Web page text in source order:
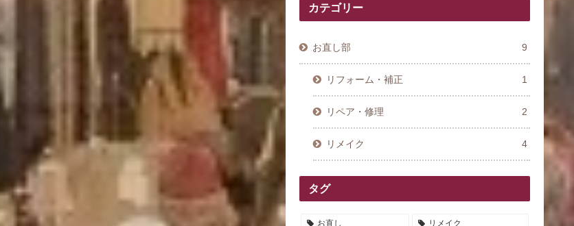
カテゴリー
お直し部 9
リフォーム・補正 1
リペア・修理 2
リメイク 4
タグ
お直し リメイク